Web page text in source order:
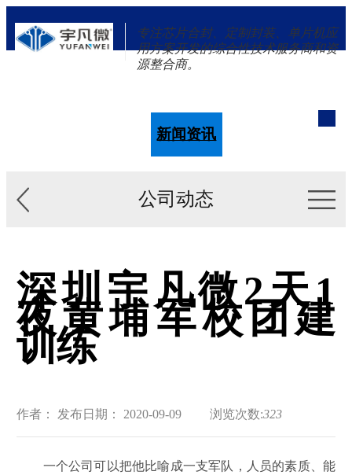
专注芯片合封、定制封装、单片机应
用方案开发的综合性技术服务商和资
源整合商。
新闻资讯
公司动态
深圳宇凡微2天1
夜黄埔军校团建
训练
作者： 发布日期： 2020-09-09 浏览次数:323
一个公司可以把他比喻成一支军队，人员的素质、能